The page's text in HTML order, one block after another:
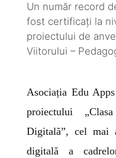
Un număr record
fost certificați la
proiectului de
Viitorului –
Asociația Edu
proiectului
Digitală”, cel mai
digitală a